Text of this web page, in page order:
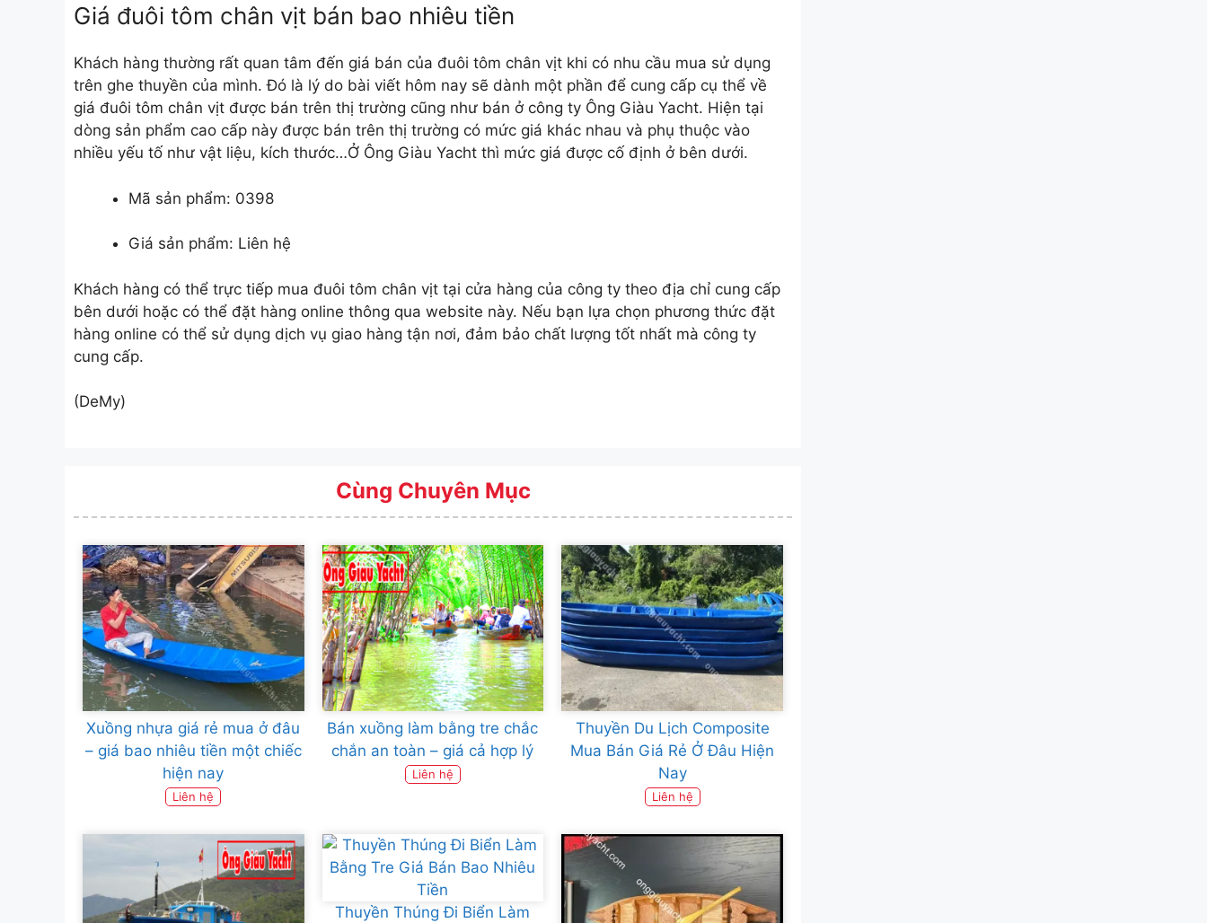
Giá đuôi tôm chân vịt bán bao nhiêu tiền
Khách hàng thường rất quan tâm đến giá bán của đuôi tôm chân vịt khi có nhu cầu mua sử dụng
trên ghe thuyền của mình. Đó là lý do bài viết hôm nay sẽ dành một phần để cung cấp cụ thể về
giá đuôi tôm chân vịt được bán trên thị trường cũng như bán ở công ty Ông Giàu Yacht. Hiện tại
dòng sản phẩm cao cấp này được bán trên thị trường có mức giá khác nhau và phụ thuộc vào
nhiều yếu tố như vật liệu, kích thước…Ở Ông Giàu Yacht thì mức giá được cố định ở bên dưới.
Mã sản phẩm: 0398
Giá sản phẩm: Liên hệ
Khách hàng có thể trực tiếp mua đuôi tôm chân vịt tại cửa hàng của công ty theo địa chỉ cung cấp
bên dưới hoặc có thể đặt hàng online thông qua website này. Nếu bạn lựa chọn phương thức đặt
hàng online có thể sử dụng dịch vụ giao hàng tận nơi, đảm bảo chất lượng tốt nhất mà công ty
cung cấp.
(DeMy)
Cùng Chuyên Mục
Xuồng nhựa giá rẻ mua ở đâu
– giá bao nhiêu tiền một chiếc
hiện nay
Liên hệ
Bán xuồng làm bằng tre chắc
chắn an toàn – giá cả hợp lý
Liên hệ
Thuyền Du Lịch Composite
Mua Bán Giá Rẻ Ở Đâu Hiện
Nay
Liên hệ
Thuyền Thúng Đi Biển Làm